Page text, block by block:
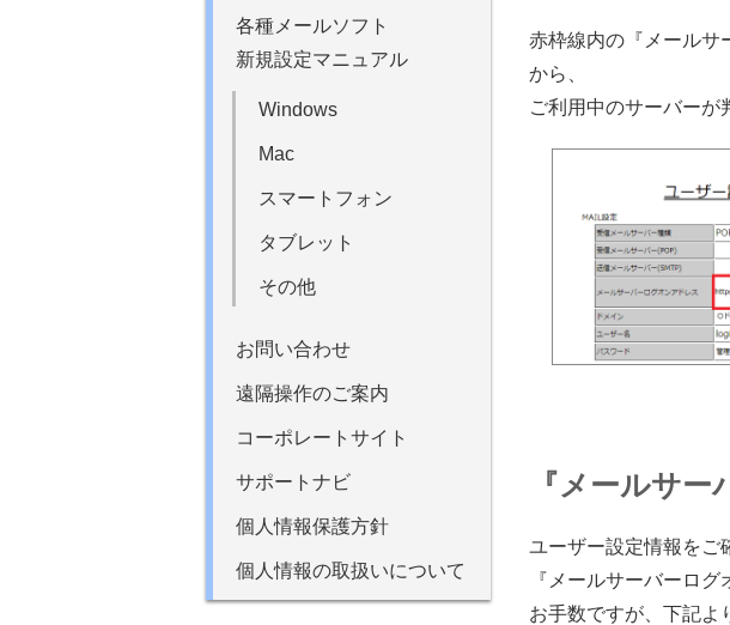
赤枠線内の『メールサ
から、
ご利用中のサーバーが
『メールサ
ユーザー設定情報をご
『メールサーバーロ
お手数ですが、下記よ
各種メールソフト
新規設定マニュアル
Windows
Mac
スマートフォン
タブレット
その他
お問い合わせ
遠隔操作のご案内
コーポレートサイト
サポートナビ
個人情報保護方針
個人情報の取扱いについて